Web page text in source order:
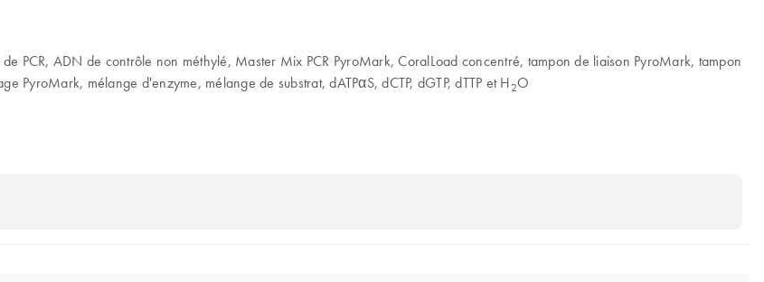
PCR, ADN de contrôle non méthylé, Master Mix PCR PyroMark, CoralLoad concentré, tampon de liaison PyroMark, tampon
mélange d'enzyme, mélange de substrat, dATPαS, dCTP, dGTP, dTTP et H 2O